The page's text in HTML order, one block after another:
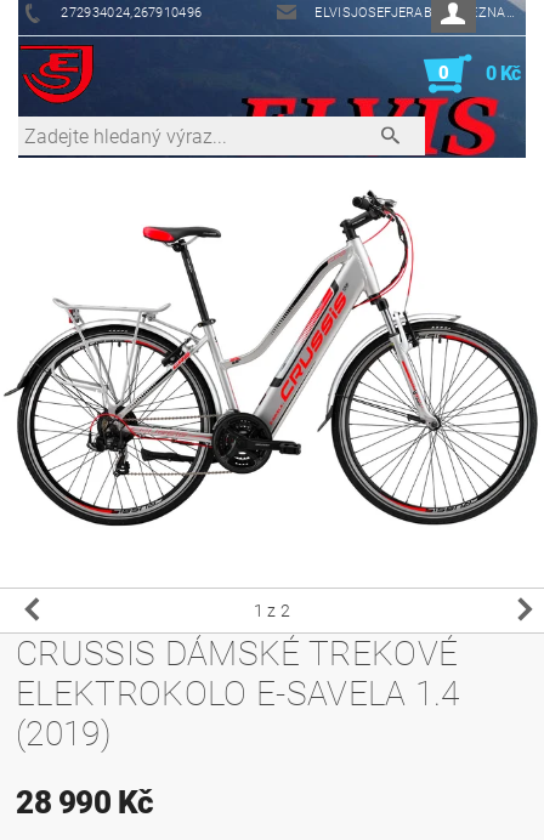
272934024,267910496 ELVISJOSEFJERABEK@SEZNAM.CZ
0 0 Kč
1 z 2
CRUSSIS DÁMSKÉ TREKOVÉ
ELEKTROKOLO E-SAVELA 1.4
(2019)
28 990 Kč